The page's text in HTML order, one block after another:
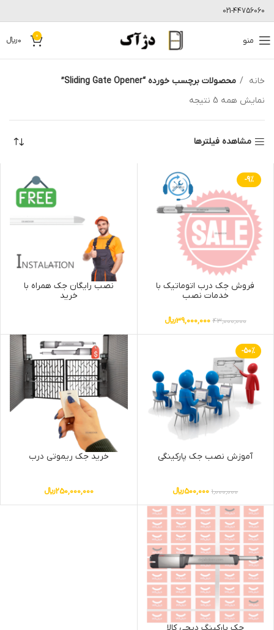
021-44756060
منو 0
0﷼
خانه
محصولات برچسب خورده “Sliding Gate Opener”
نمایش همه 5 نتیجه
مشاهده فیلترها
-9%
فروش جک درب اتوماتیک با
خدمات نصب
43,000,000
39,000,000﷼
نصب رایگان جک همراه با
خرید
-50%
آموزش نصب جک پارکینگی
1,000,000
500,000﷼
خرید جک ریموتی درب
250,000,000﷼
جک پارکینگ دیجی کالا